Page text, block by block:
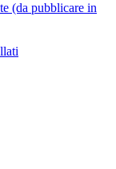
(da pubblicare in